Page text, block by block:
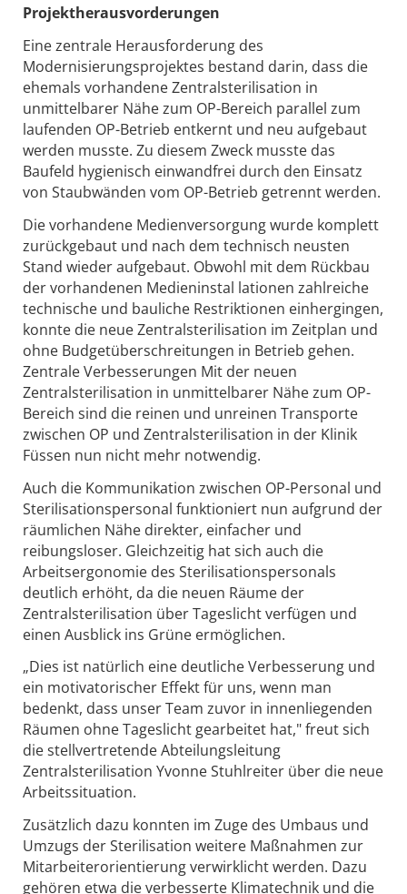
Projektherausvorderungen
Eine zentrale Herausforderung des
Modernisierungsprojektes bestand darin, dass die
ehemals vorhandene Zentralsterilisation in
unmittelbarer Nähe zum OP-Bereich parallel zum
laufenden OP-Betrieb entkernt und neu aufgebaut
werden musste. Zu diesem Zweck musste das
Baufeld hygienisch einwandfrei durch den Einsatz
von Staubwänden vom OP-Betrieb getrennt werden.
Die vorhandene Medienversorgung wurde komplett
zurückgebaut und nach dem technisch neusten
Stand wieder aufgebaut. Obwohl mit dem Rückbau
der vorhandenen Medieninstal lationen zahlreiche
technische und bauliche Restriktionen einhergingen,
konnte die neue Zentralsterilisation im Zeitplan und
ohne Budgetüberschreitungen in Betrieb gehen.
Zentrale Verbesserungen Mit der neuen
Zentralsterilisation in unmittelbarer Nähe zum OP-
Bereich sind die reinen und unreinen Transporte
zwischen OP und Zentralsterilisation in der Klinik
Füssen nun nicht mehr notwendig.
Auch die Kommunikation zwischen OP-Personal und
Sterilisationspersonal funktioniert nun aufgrund der
räumlichen Nähe direkter, einfacher und
reibungsloser. Gleichzeitig hat sich auch die
Arbeitsergonomie des Sterilisationspersonals
deutlich erhöht, da die neuen Räume der
Zentralsterilisation über Tageslicht verfügen und
einen Ausblick ins Grüne ermöglichen.
„Dies ist natürlich eine deutliche Verbesserung und
ein motivatorischer Effekt für uns, wenn man
bedenkt, dass unser Team zuvor in innenliegenden
Räumen ohne Tageslicht gearbeitet hat," freut sich
die stellvertretende Abteilungsleitung
Zentralsterilisation Yvonne Stuhlreiter über die neue
Arbeitssituation.
Zusätzlich dazu konnten im Zuge des Umbaus und
Umzugs der Sterilisation weitere Maßnahmen zur
Mitarbeiterorientierung verwirklicht werden. Dazu
gehören etwa die verbesserte Klimatechnik und die